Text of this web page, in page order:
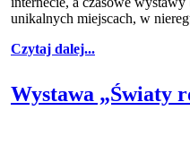
unikalnych miejscach, w
Czytaj dalej...
Wystawa „Światy